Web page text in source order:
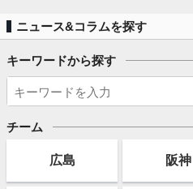
ニュース&コラムを探す
キーワードから探す
チーム
広島 阪神